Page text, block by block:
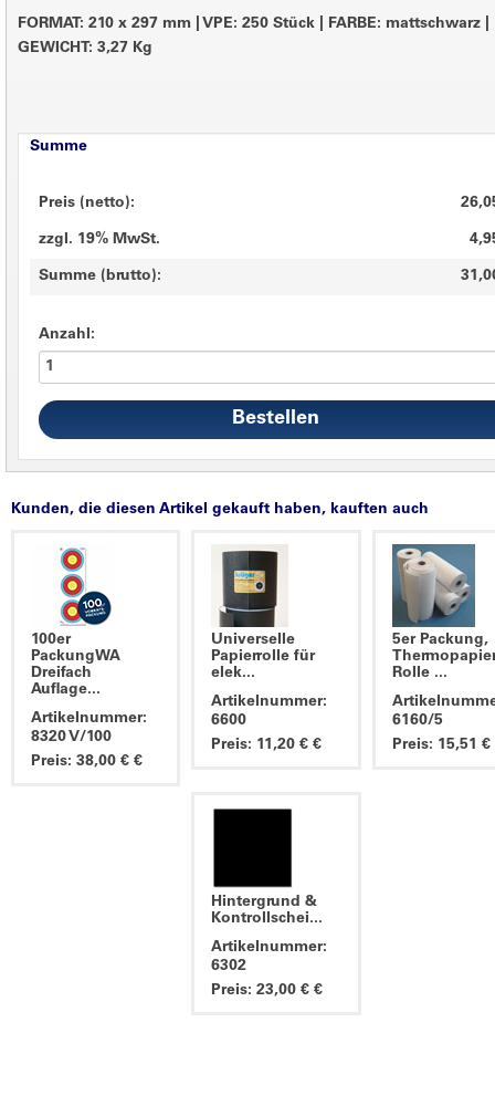
FORMAT: 210 x 297 mm VPE: 250 Stück FARBE: mattschwarz
GEWICHT: 3,27 Kg
Summe
Preis (netto):
zzgl. 19% MwSt.
Summe (brutto):
Anzahl:
Kunden, die diesen Artikel gekauft haben, kauften auch
100er
PackungWA
Dreifach
Auflage...
Artikelnummer:
8320 V/100
Preis: 38,00 € €
Universelle
Papierrolle für
elek...
Artikelnummer:
6600
Preis: 11,20 € €
5er Packung,
Rolle ...
6160/5
Preis: 15,51 €
Hintergrund &
Kontrollschei...
Artikelnummer:
6302
Preis: 23,00 € €